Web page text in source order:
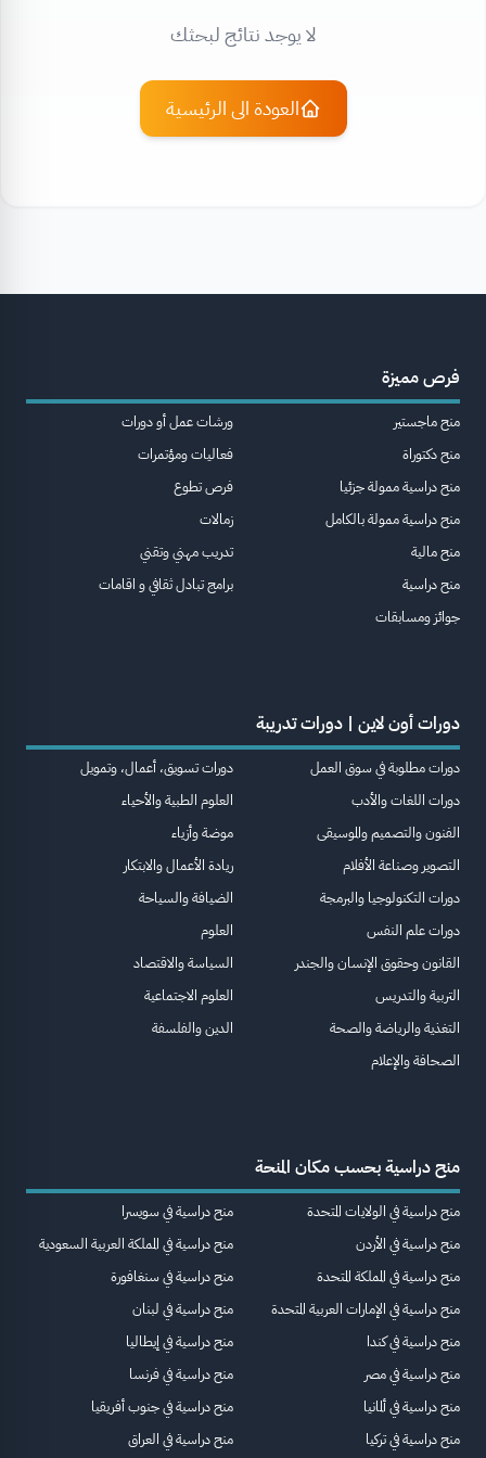
لا يوجد نتائج لبحثك
العودة الى الرئيسية
فرص مميزة
منح ماجستير
منح دكتوراة
منح دراسية ممولة جزئيا
منح دراسية ممولة بالكامل
منح مالية
منح دراسية
جوائز ومسابقات
ورشات عمل أو دورات
فعاليات ومؤتمرات
فرص تطوع
زمالات
تدريب مهني وتقني
برامج تبادل ثقافي و اقامات
دورات أون لاين | دورات تدريبة
دورات مطلوبة في سوق العمل
دورات اللغات والأدب
الفنون والتصميم والموسيقى
التصوير وصناعة الأفلام
دورات التكنولوجيا والبرمجة
دورات علم النفس
القانون وحقوق الإنسان والجندر
التربية والتدريس
التغذية والرياضة والصحة
الصحافة والإعلام
دورات تسويق، أعمال، وتمويل
العلوم الطبية والأحياء
موضة وأزياء
ريادة الأعمال والابتكار
الضيافة والسياحة
العلوم
السياسة والاقتصاد
العلوم الاجتماعية
الدين والفلسفة
منح دراسية بحسب مكان المنحة
منح دراسية في الولايات المتحدة
منح دراسية في الأردن
منح دراسية في المملكة المتحدة
منح دراسية في الإمارات العربية المتحدة
منح دراسية في كندا
منح دراسية في مصر
منح دراسية في ألمانيا
منح دراسية في تركيا
منح دراسية في سويسرا
منح دراسية في المملكة العربية السعودية
منح دراسية في سنغافورة
منح دراسية في لبنان
منح دراسية في إيطاليا
منح دراسية في فرنسا
منح دراسية في جنوب أفريقيا
منح دراسية في العراق